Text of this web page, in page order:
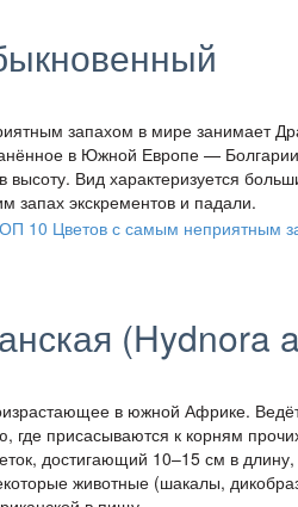
запахом в мире занимает
в Южной Европе —
высоту. Вид характеризуется
экскрементов и падали.
(Hydnora
в южной Африке.
где присасываются к корням
достигающий 10–15 см в
животные (шакалы,